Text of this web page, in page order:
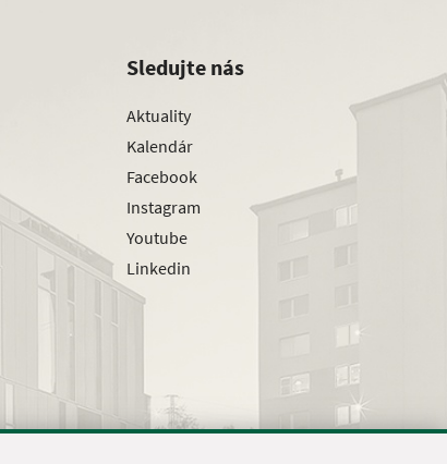
Sledujte nás
Aktuality
Kalendár
Facebook
Instagram
Youtube
Linkedin